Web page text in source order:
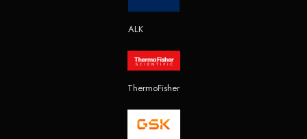
ALK
ThermoFisher